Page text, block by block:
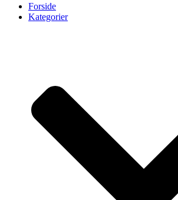
Forside
Kategorier